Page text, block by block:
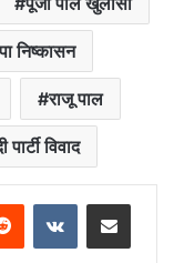
निष्कासन
राजू पाल
विवाद
Reddit VKontakteShare via Email